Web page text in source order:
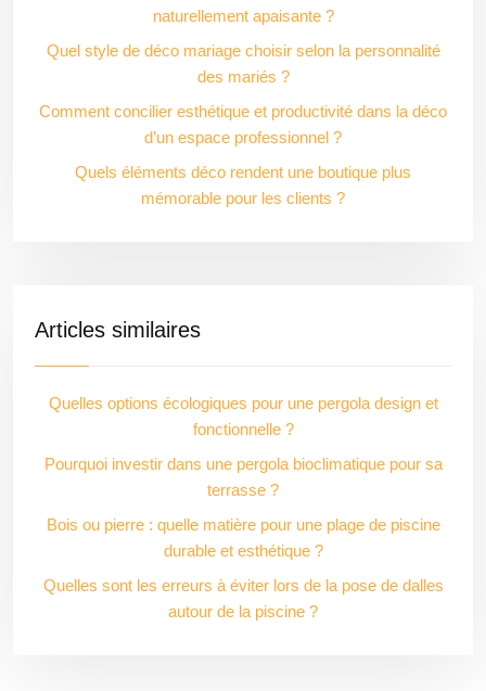
naturellement apaisante ?
Quel style de déco mariage choisir selon la personnalité
des mariés ?
Comment concilier esthétique et productivité dans la déco
d’un espace professionnel ?
Quels éléments déco rendent une boutique plus
mémorable pour les clients ?
Articles similaires
Quelles options écologiques pour une pergola design et
fonctionnelle ?
Pourquoi investir dans une pergola bioclimatique pour sa
terrasse ?
Bois ou pierre : quelle matière pour une plage de piscine
durable et esthétique ?
Quelles sont les erreurs à éviter lors de la pose de dalles
autour de la piscine ?